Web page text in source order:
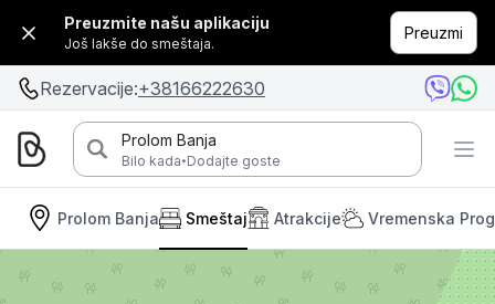
Preuzmite našu aplikaciju
Još lakše do smeštaja.
Preuzmi
Rezervacije:+38166222630
Prolom Banja
Bilo kada·Dodajte goste
Prolom Banja Smeštaj Atrakcije Vremenska